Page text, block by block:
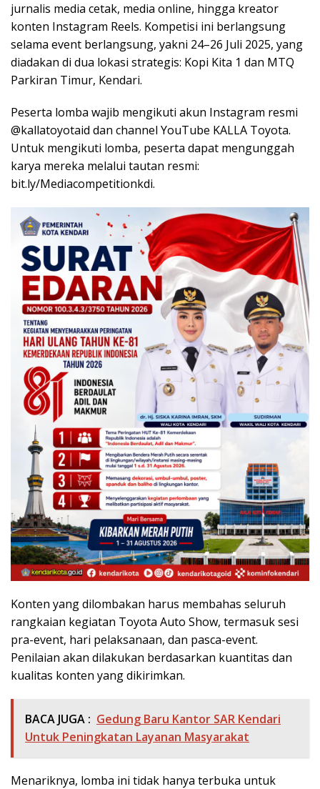
jurnalis media cetak, media online, hingga kreator
konten Instagram Reels. Kompetisi ini berlangsung
selama event berlangsung, yakni 24–26 Juli 2025, yang
diadakan di dua lokasi strategis: Kopi Kita 1 dan MTQ
Parkiran Timur, Kendari.
Peserta lomba wajib mengikuti akun Instagram resmi
@kallatoyotaid dan channel YouTube KALLA Toyota.
Untuk mengikuti lomba, peserta dapat mengunggah
karya mereka melalui tautan resmi:
bit.ly/Mediacompetitionkdi.
Konten yang dilombakan harus membahas seluruh
rangkaian kegiatan Toyota Auto Show, termasuk sesi
pra-event, hari pelaksanaan, dan pasca-event.
Penilaian akan dilakukan berdasarkan kuantitas dan
kualitas konten yang dikirimkan.
BACA JUGA : Gedung Baru Kantor SAR Kendari
Untuk Peningkatan Layanan Masyarakat
Menariknya, lomba ini tidak hanya terbuka untuk